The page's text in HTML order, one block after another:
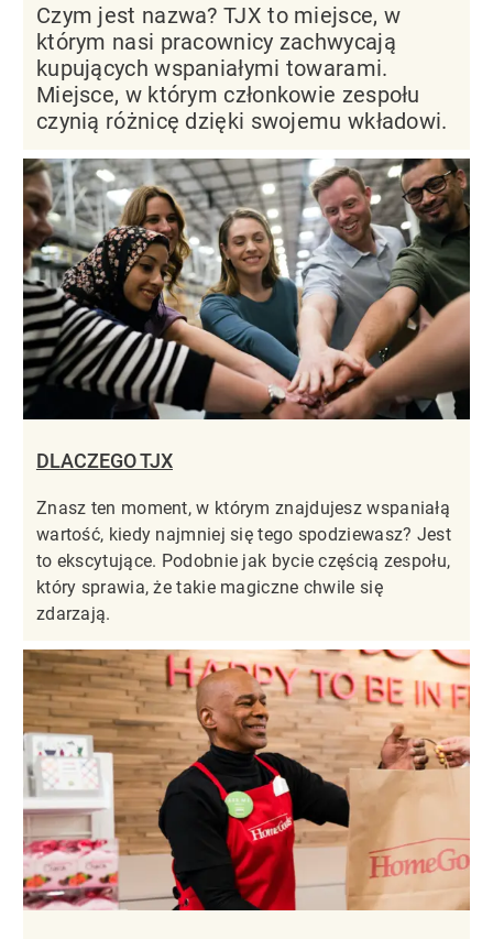
Czym jest nazwa? TJX to miejsce, w
którym nasi pracownicy zachwycają
kupujących wspaniałymi towarami.
Miejsce, w którym członkowie zespołu
czynią różnicę dzięki swojemu wkładowi.
DLACZEGO TJX
Znasz ten moment, w którym znajdujesz wspaniałą
wartość, kiedy najmniej się tego spodziewasz? Jest
to ekscytujące. Podobnie jak bycie częścią zespołu,
który sprawia, że takie magiczne chwile się
zdarzają.